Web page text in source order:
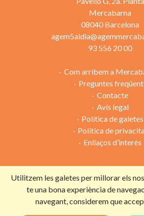
Utilitzem les galetes per millorar els
te una bona experiència de
navegant, considerem que
Mercabarna
08040 Barcelona
93 556 20 00
Com arribem a
Preguntes
Contacte
Avís legal
Política de galetes
Política de
Enllaços d’interès